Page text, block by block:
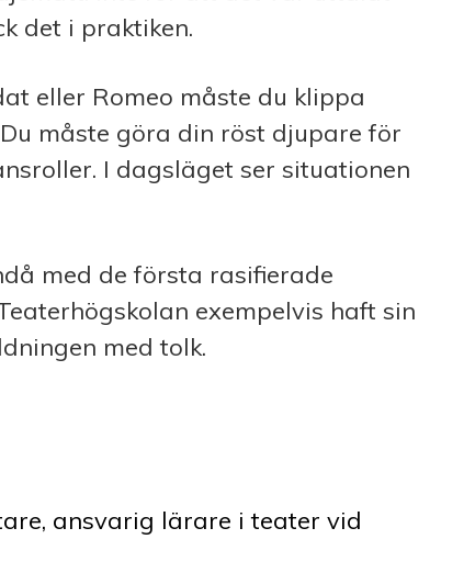
det i praktiken.
eller Romeo måste du klippa
måste göra din röst djupare för
I dagsläget ser situationen
med de första rasifierade
exempelvis haft sin
med tolk.
ansvarig lärare i teater vid